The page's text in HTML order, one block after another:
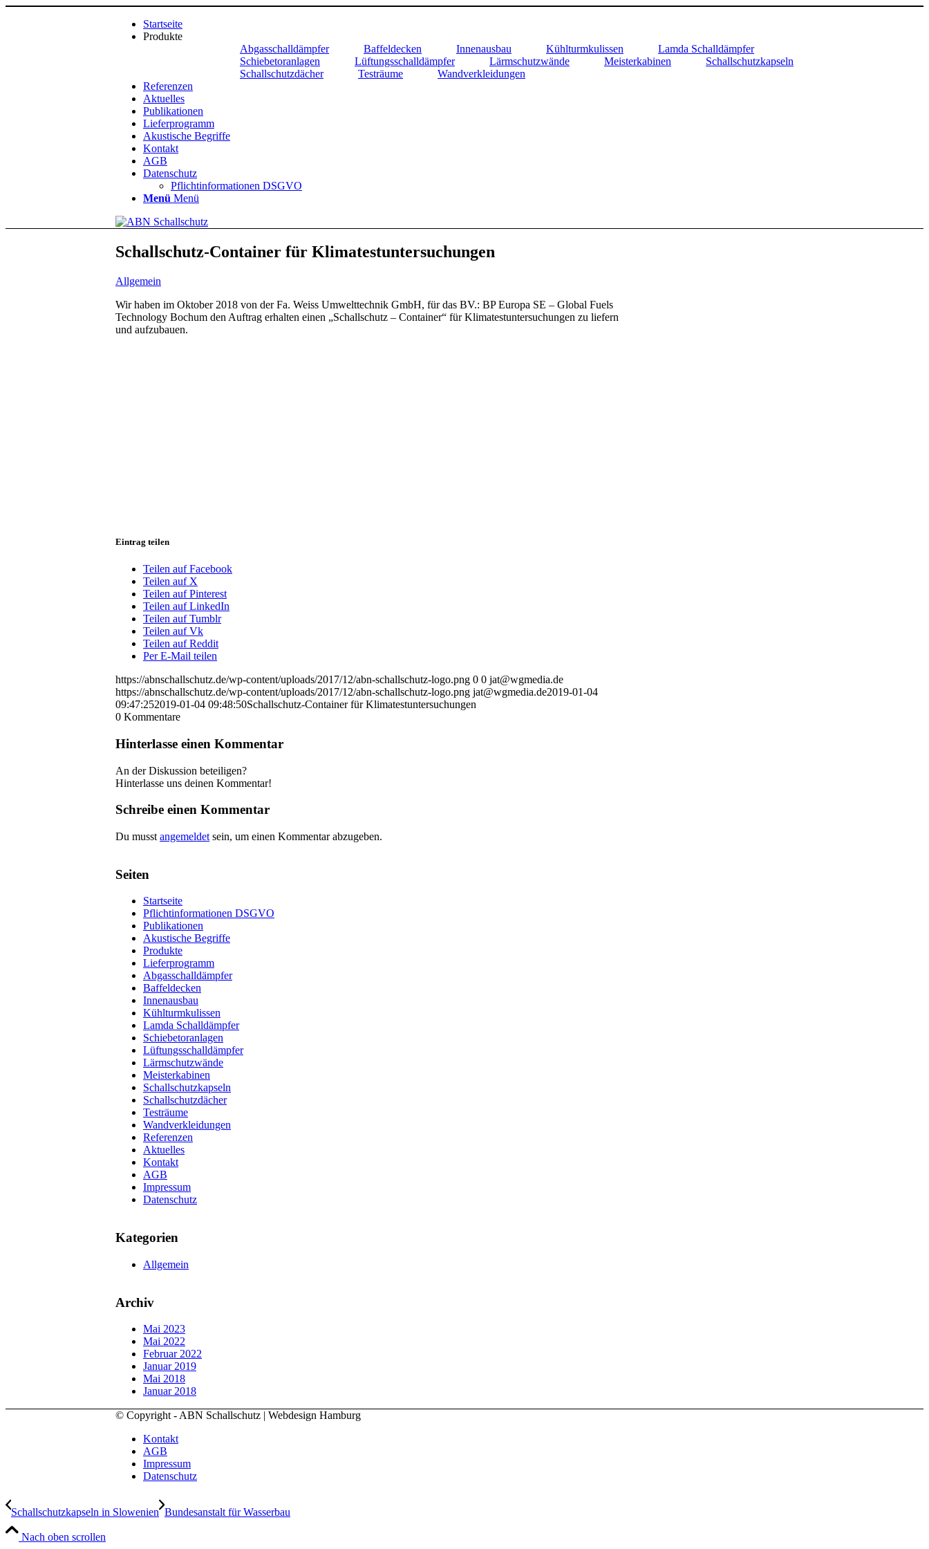
Startseite
Produkte
Abgasschalldämpfer
Baffeldecken Innenausbau Kühlturmkulissen
Lamda Schalldämpfer
Schiebetoranlagen
Lüftungsschalldämpfer Lärmschutzwände Meisterkabinen
Schallschutzkapseln
Schallschutzdächer
Testräume
Wandverkleidungen
Referenzen
Aktuelles
Publikationen
Lieferprogramm
Akustische Begriffe
Kontakt
AGB
Datenschutz
Pflichtinformationen DSGVO
Menü Menü
Schallschutz-Container für Klimatestuntersuchungen
Allgemein
Wir haben im Oktober 2018 von der Fa. Weiss Umwelttechnik GmbH, für das BV.: BP Europa SE – Global Fuels
Technology Bochum den Auftrag erhalten einen „Schallschutz – Container“ für Klimatestuntersuchungen zu liefern
und aufzubauen.
Eintrag teilen
Teilen auf Facebook
Teilen auf X
Teilen auf Pinterest
Teilen auf LinkedIn
Teilen auf Tumblr
Teilen auf Vk
Teilen auf Reddit
Per E-Mail teilen
https://abnschallschutz.de/wp-content/uploads/2017/12/abn-schallschutz-logo.png 0 0 jat@wgmedia.de
https://abnschallschutz.de/wp-content/uploads/2017/12/abn-schallschutz-logo.png jat@wgmedia.de2019-01-04
09:47:252019-01-04 09:48:50Schallschutz-Container für Klimatestuntersuchungen
0 Kommentare
Hinterlasse einen Kommentar
An der Diskussion beteiligen?
Hinterlasse uns deinen Kommentar!
Schreibe einen Kommentar
Du musst angemeldet sein, um einen Kommentar abzugeben.
Seiten
Startseite
Pflichtinformationen DSGVO
Publikationen
Akustische Begriffe
Produkte
Lieferprogramm
Abgasschalldämpfer
Baffeldecken
Innenausbau
Kühlturmkulissen
Lamda Schalldämpfer
Schiebetoranlagen
Lüftungsschalldämpfer
Lärmschutzwände
Meisterkabinen
Schallschutzkapseln
Schallschutzdächer
Testräume
Wandverkleidungen
Referenzen
Aktuelles
Kontakt
AGB
Impressum
Datenschutz
Kategorien
Allgemein
Archiv
Mai 2023
Mai 2022
Februar 2022
Januar 2019
Mai 2018
Januar 2018
© Copyright - ABN Schallschutz | Webdesign Hamburg
Kontakt
AGB
Impressum
Datenschutz
Schallschutzkapseln in Slowenien Bundesanstalt für Wasserbau
Nach oben scrollen